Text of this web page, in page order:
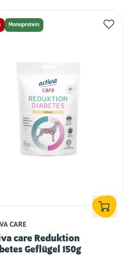
Monoprotein
CARE
care Reduktion
Geflügel 150g